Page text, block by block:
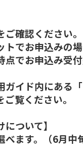
ご確認ください。
でお申込みの
点でお申込み受
ガイド内にある
覧ください。
について】
ます。（6月中